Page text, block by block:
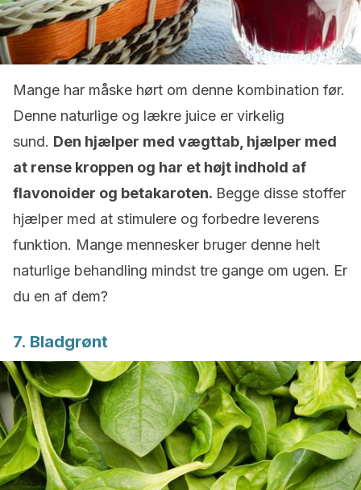
Mange har måske hørt om denne kombination før.
Denne naturlige og lækre juice er virkelig
sund. Den hjælper med vægttab, hjælper med
at rense kroppen og har et højt indhold af
flavonoider og betakaroten. Begge disse stoffer
hjælper med at stimulere og forbedre leverens
funktion. Mange mennesker bruger denne helt
naturlige behandling mindst tre gange om ugen. Er
du en af dem?
7. Bladgrønt